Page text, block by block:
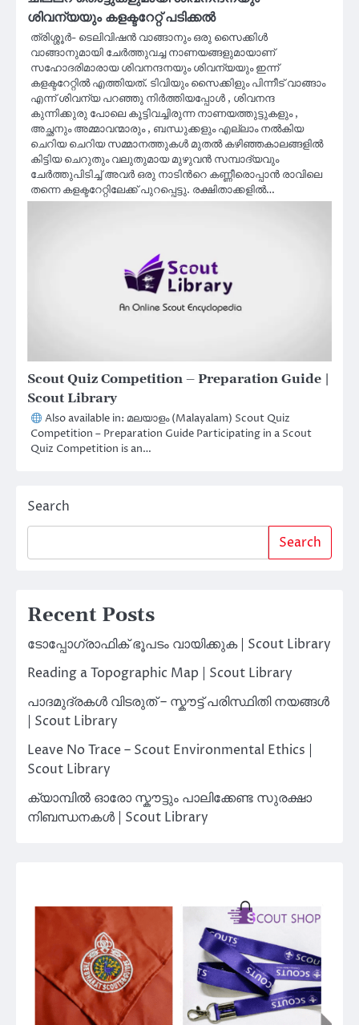
ശിവന്യയും കളക്ടറേറ്റ് പടിക്കൽ
ത്രിശ്ശൂർ- ടെലിവിഷന്‍ വാങ്ങാനും ഒരു സൈക്കിള്‍
വാങ്ങാനുമായി ചേര്‍ത്തുവച്ച നാണയങ്ങളുമായാണ്
സഹോദരിമാരായ ശിവനന്ദനയും ശിവന്യയും ഇന്ന്
കളക്ടറേറ്റില്‍ എത്തിയത്. ടിവിയും സൈക്കിളും പിന്നീട് വാങ്ങാം
എന്ന് ശിവന്യ പറഞ്ഞു നിർത്തിയപ്പോൾ , ശിവനന്ദ
കുന്നിക്കുരു പോലെ കൂട്ടിവച്ചിരുന്ന നാണയത്തുട്ടുകളും ,
അച്ഛനും അമ്മാവന്മാരും , ബന്ധുക്കളും എല്ലാം നൽകിയ
ചെറിയ ചെറിയ സമ്മാനത്തുകള്‍ മുതൽ കഴിഞ്ഞകാലങ്ങളിൽ
കിട്ടിയ ചെറുതും വലുതുമായ മുഴുവൻ സമ്പാദ്യവും
ചേർത്തുപിടിച്ച് അവർ ഒരു നാടിൻറെ കണ്ണീരൊപ്പാൻ രാവിലെ
തന്നെ കളക്ടറേറ്റിലേക്ക് പുറപ്പെട്ടു. രക്ഷിതാക്കളിൽ…
Scout Quiz Competition – Preparation Guide |
Scout Library
Also available in: മലയാളം (Malayalam) Scout Quiz
Competition – Preparation Guide Participating in a Scout
Quiz Competition is an…
Search
Search
Recent Posts
ടോപ്പോഗ്രാഫിക് ഭൂപടം വായിക്കുക | Scout Library
Reading a Topographic Map | Scout Library
പാദമുദ്രകൾ വിടരുത് – സ്കൗട്ട് പരിസ്ഥിതി നയങ്ങൾ
| Scout Library
Leave No Trace – Scout Environmental Ethics |
Scout Library
ക്യാമ്പിൽ ഓരോ സ്കൗട്ടും പാലിക്കേണ്ട സുരക്ഷാ
നിബന്ധനകൾ | Scout Library